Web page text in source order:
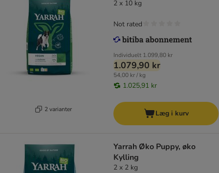
2 varianter
2 x 10 kg
Individuelt 1.099,80 kr
1.079,90 kr
54,00 kr / kg
1.025,91 kr
Not rated
Læg i kurv
Yarrah Øko Puppy, øko
Kylling
2 x 2 kg